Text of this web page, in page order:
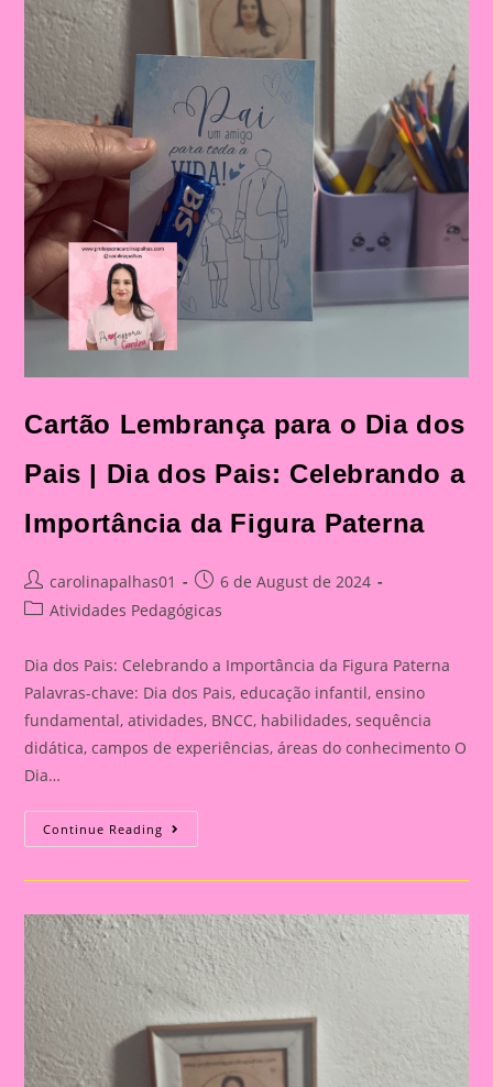
Cartão Lembrança para o Dia dos
Pais | Dia dos Pais: Celebrando a
Importância da Figura Paterna
Post
author:
carolinapalhas01
Post
published:
6 de August de 2024
PostAtividades Pedagógicas
Dia dos Pais: Celebrando a Importância da Figura Paterna
Palavras-chave: Dia dos Pais, educação infantil, ensino
fundamental, atividades, BNCC, habilidades, sequência
didática, campos de experiências, áreas do conhecimento O
Dia…
Continue Reading Cartão
Lembrança
O
Pais
|
Dia
Dos
Pais:
Celebrando
A
Importância
Da
Figura
Paterna